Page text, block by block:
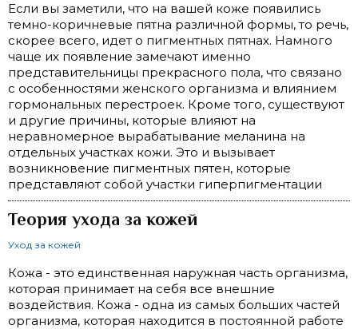
Если вы заметили, что на вашей коже появились
темно-коричневые пятна различной формы, то речь,
скорее всего, идет о пигментных пятнах. Намного
чаще их появление замечают именно
представительницы прекрасного пола, что связано
с особенностями женского организма и влиянием
гормональных перестроек. Кроме того, существуют
и другие причины, которые влияют на
неравномерное вырабатывание меланина на
отдельных участках кожи. Это и вызывает
возникновение пигментных пятен, которые
представляют собой участки гиперпигментации
Теория ухода за кожей
Уход за кожей
Кожа - это единственная наружная часть организма,
которая принимает на себя все внешние
воздействия. Кожа - одна из самых больших частей
организма, которая находится в постоянной работе